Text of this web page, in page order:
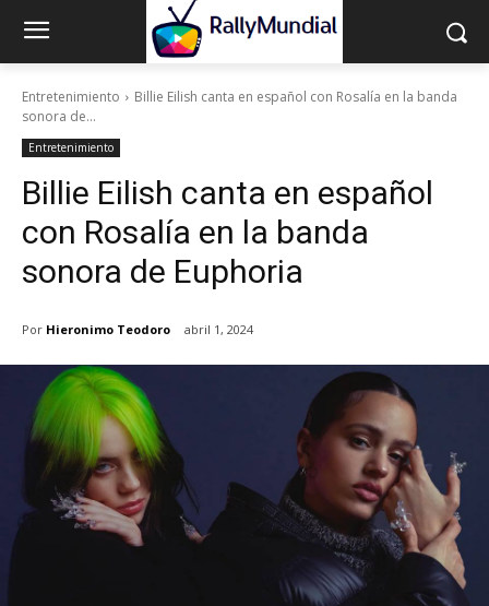
Entretenimiento
Billie Eilish canta en español con Rosalía en la banda
sonora de...
Entretenimiento
Billie Eilish canta en español
con Rosalía en la banda
sonora de Euphoria
Por Hieronimo Teodoro abril 1, 2024